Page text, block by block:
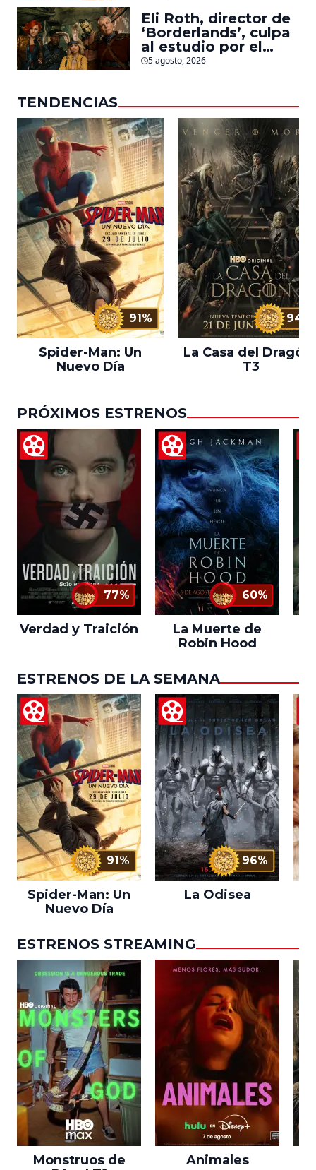
lograron algo
especial
Eli Roth, director de
‘Borderlands’, culpa
al estudio por el
fracaso de la
5 agosto, 2026
TENDENCIAS
91%
Spider-Man: Un
Nuevo Día
94%
La Casa del Dragón
T3
PRÓXIMOS ESTRENOS
77%
Verdad y Traición
60%
La Muerte de
Robin Hood
ESTRENOS DE LA SEMANA
91%
Spider-Man: Un
Nuevo Día
96%
La Odisea
ESTRENOS STREAMING
Monstruos de
Animales